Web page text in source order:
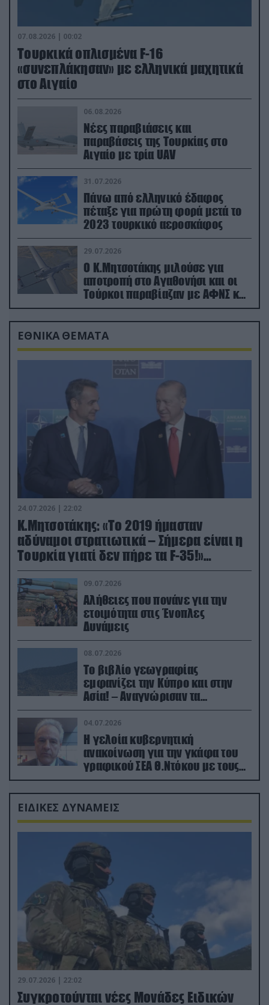
07.08.2026 | 00:02
Τουρκικά οπλισμένα F-16
«συνεπλάκησαν» με ελληνικά μαχητικά
στο Αιγαίο
06.08.2026
Νέες παραβιάσεις και
παραβάσεις της Τουρκίας στο
Αιγαίο με τρία UAV
31.07.2026
Πάνω από ελληνικό έδαφος
πέταξε για πρώτη φορά μετά το
2023 τουρκικό αεροσκάφος
29.07.2026
Ο Κ.Μητσοτάκης μιλούσε για
αποτροπή στο Αγαθονήσι και οι
Τούρκοι παραβίαζαν με ΑΦΝΣ και
drone
ΕΘΝΙΚΑ ΘΕΜΑΤΑ
24.07.2026 | 22:02
Κ.Μητσοτάκης: «Το 2019 ήμασταν
αδύναμοι στρατιωτικά – Σήμερα είναι η
Τουρκία γιατί δεν πήρε τα F-35!»
(βίντεο)
09.07.2026
Αλήθειες που πονάνε για την
ετοιμότητα στις Ένοπλες
Δυνάμεις
08.07.2026
Το βιβλίο γεωγραφίας
εμφανίζει την Κύπρο και στην
Ασία! – Αναγνώρισαν τα
κατεχόμενα; (φωτο)
04.07.2026
Η γελοία κυβερνητική
ανακοίνωση για την γκάφα του
γραφικού ΣΕΑ Θ.Ντόκου με τους
Ρώσους φαρσέρ
ΕΙΔΙΚΕΣ ΔΥΝΑΜΕΙΣ
29.07.2026 | 22:02
Συγκροτούνται νέες Μονάδες Ειδικών